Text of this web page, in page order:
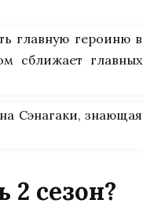
главную героиню в
сближает главных
Сэнагаки, знающая
сезон?